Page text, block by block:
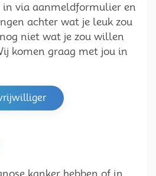
in via aanmeldformulier en
achter wat je leuk zou
niet wat je zou willen
komen graag met jou in
kanker hebben of in